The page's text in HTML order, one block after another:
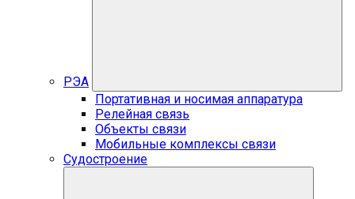
РЭА
Портативная и носимая аппаратура
Релейная связь
Объекты связи
Мобильные комплексы связи
Судостроение